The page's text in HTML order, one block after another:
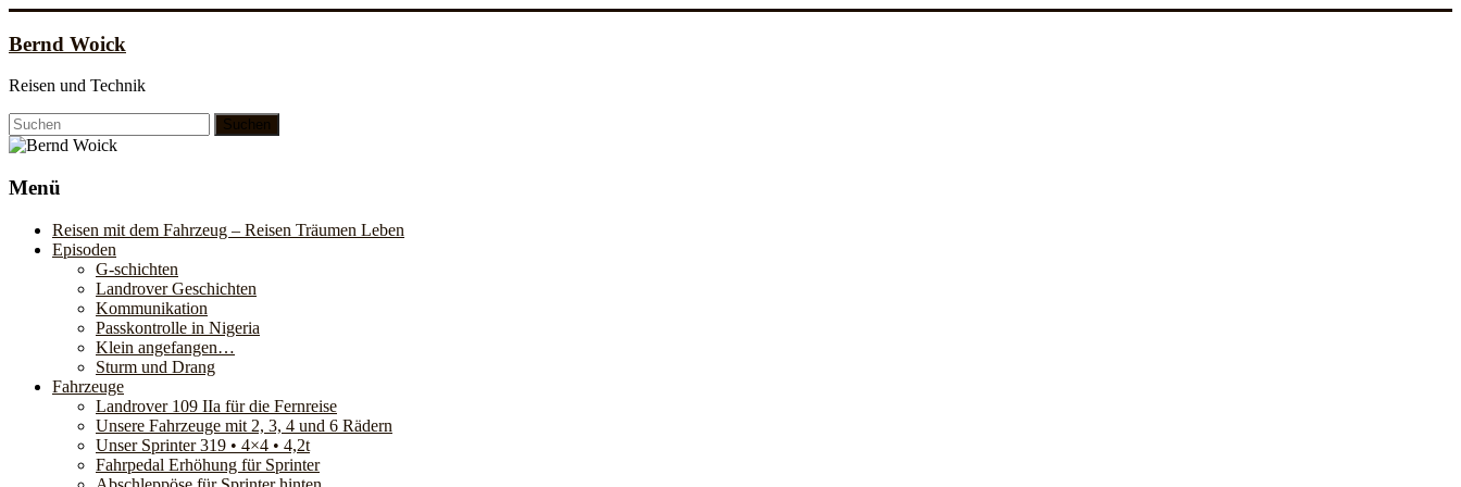
Inhalt
springen
Bernd Woick
Reisen und Technik
Menü
Reisen mit dem Fahrzeug – Reisen Träumen Leben
Episoden
G-schichten
Landrover Geschichten
Kommunikation
Passkontrolle in Nigeria
Klein angefangen…
Sturm und Drang
Fahrzeuge
Landrover 109 IIa für die Fernreise
Unsere Fahrzeuge mit 2, 3, 4 und 6 Rädern
Unser Sprinter 319 • 4×4 • 4,2t
Fahrpedal Erhöhung für Sprinter